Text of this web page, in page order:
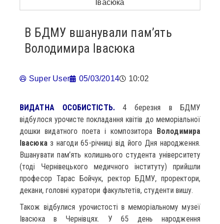
В БДМУ вшанували пам’ять
Володимира Івасюка
Super User 05/03/2014 10:02
ВИДАТНА ОСОБИСТІСТЬ.4 березня в БДМУ
відбулося урочисте покладання квітів до меморіальної
дошки видатного поета і композитора Володимира
Івасюказ нагоди 65-річниці від його Дня народження.
Вшанувати пам’ять колишнього студента університету
(тоді Чернівецького медичного інституту) прийшли
професор Тарас Бойчук, ректор БДМУ, проректори,
декани, головні куратори факультетів, студенти вишу.
Також відбулися урочистості в меморіальному музеї
Івасюка в Чернівцях. У 65 день народження